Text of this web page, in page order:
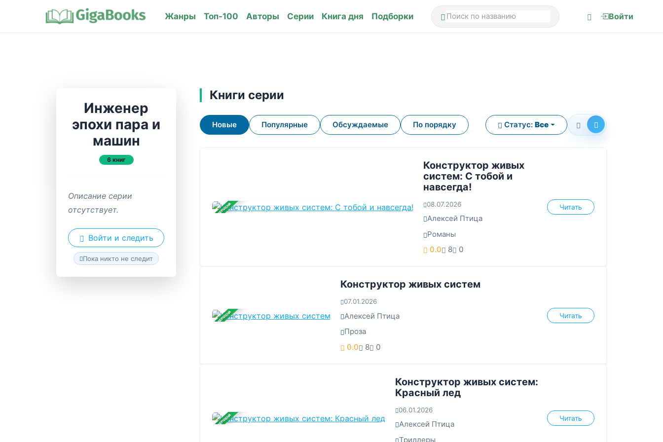
Жанры Топ-100 Авторы Серии Книга дня Подборки Войти
Инженер
эпохи пара и
машин
6 книг
Описание серии
отсутствует.
Войти и следить
Пока никто не следит
Книги серии
Новые Популярные Обсуждаемые По порядку Статус: Все
ЗАВЕРШЕНА
Конструктор живых
систем: С тобой и
навсегда!
08.07.2026
Алексей Птица
Романы
0.0
8 0
Читать
ЗАВЕРШЕНА
Конструктор живых систем
07.01.2026
Алексей Птица
Проза
0.0
8 0
Читать
ЗАВЕРШЕНА
Конструктор живых систем:
Красный лед
06.01.2026
Алексей Птица
Триллеры
Читать